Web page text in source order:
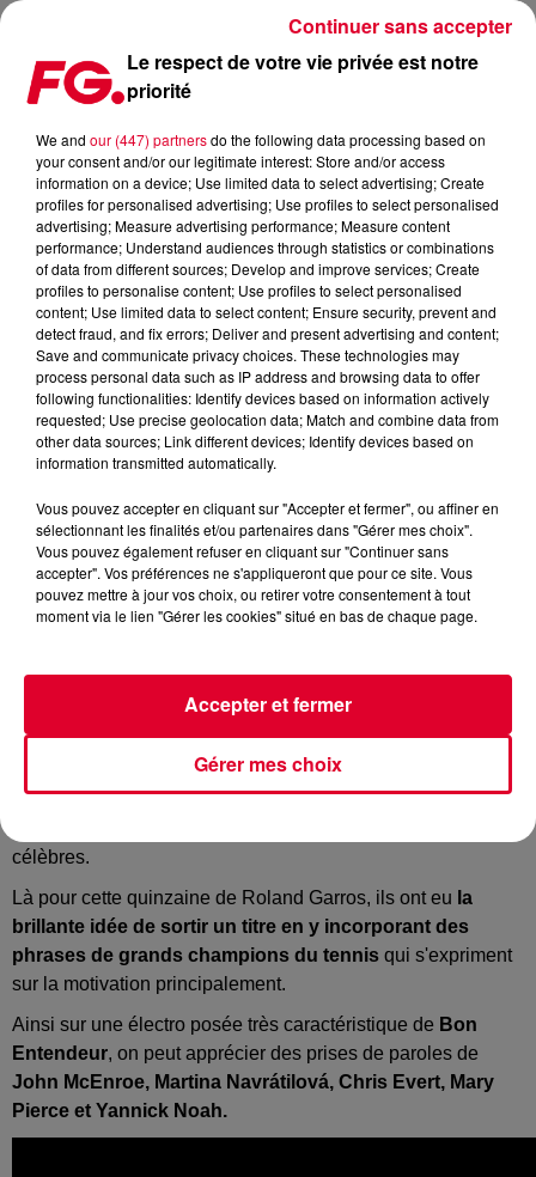
BON ENTENDEUR AVEC LES VOIX DE LÉGENDES DU TENNIS
Publié : 12 octobre 2020 à 5h22 par Antony Harari
Roland Garros a donc pris fin hier avec le nouveau sacre du
face à Novak Djokovic.
Mais musicalement, on retiendra durant cette quinzaine la
sortie de "Sur la voix des Champions" signéBon
L'une des particularités du trio est régulièrement de placer
célèbres.
Là pour cette quinzaine de Roland Garros, ils ont eu la
brillante idée de sortir un titre en y incorporant des
phrases de grands champions du tennis qui s'expriment
sur la motivation principalement.
Ainsi sur une électro posée très caractéristique de Bon
Entendeur, on peut apprécier des prises de paroles de
John McEnroe, Martina Navrátilová, Chris Evert, Mary
Pierce et Yannick Noah.
Le respect de votre vie privée est notre
priorité
We and our (447) partnersdo the following data processing based on
your consent and/or our legitimate interest: Store and/or access
information on a device; Use limited data to select advertising; Create
profiles for personalised advertising; Use profiles to select personalised
advertising; Measure advertising performance; Measure content
performance; Understand audiences through statistics or combinations
of data from different sources; Develop and improve services; Create
profiles to personalise content; Use profiles to select personalised
content; Use limited data to select content; Ensure security, prevent and
detect fraud, and fix errors; Deliver and present advertising and content;
Save and communicate privacy choices. These technologies may
process personal data such as IP address and browsing data to offer
following functionalities: Identify devices based on information actively
requested; Use precise geolocation data; Match and combine data from
other data sources; Link different devices; Identify devices based on
information transmitted automatically.
Vous pouvez accepter en cliquant sur "Accepter et fermer", ou affiner en
sélectionnant les finalités et/ou partenaires dans "Gérer mes choix".
Vous pouvez également refuser en cliquant sur "Continuer sans
accepter". Vos préférences ne s'appliqueront que pour ce site. Vous
pouvez mettre à jour vos choix, ou retirer votre consentement à tout
moment via le lien "Gérer les cookies" situé en bas de chaque page.
Gérer mes choix
Accepter et fermer
Continuer sans accepter